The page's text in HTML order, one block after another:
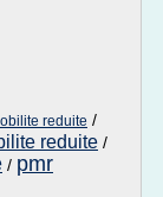
reduite /
reduite /
/ pmr